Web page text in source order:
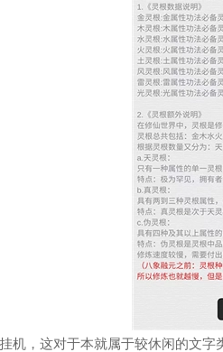
机，这对于本就属于较休闲的文字